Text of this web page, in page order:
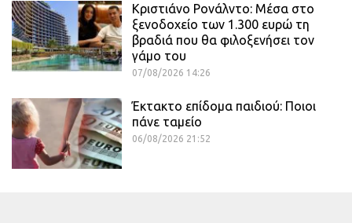
Κριστιάνο Ρονάλντο: Μέσα στο
ξενοδοχείο των 1.300 ευρώ τη
βραδιά που θα φιλοξενήσει τον
γάμο του
07/08/2026 14:26
Έκτακτο επίδομα παιδιού: Ποιοι
πάνε ταμείο
06/08/2026 21:52